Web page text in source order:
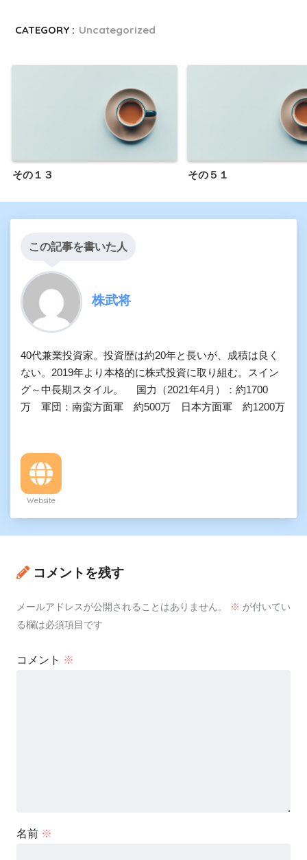
CATEGORY : Uncategorized
その１３ その５１
この記事を書いた人
株武将
40代兼業投資家。投資歴は約20年と長いが、成積は良く
ない。2019年より本格的に株式投資に取り組む。スイン
グ～中長期スタイル。 国力（2021年4月）：約1700
万 軍団：南蛮方面軍 約500万 日本方面軍 約1200万
Website
コメントを残す
メールアドレスが公開されることはありません。 ※ が付いてい
る欄は必須項目です
コメント ※
名前 ※